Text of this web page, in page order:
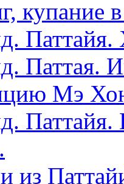
купание
Паттая.
Мэ
из